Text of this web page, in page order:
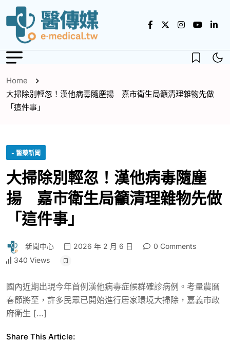
Home
大掃除別輕忽！漢他病毒隨塵揚 嘉市衛生局籲清理雜物先做
「這件事」
- 醫藥新聞
大掃除別輕忽！漢他病毒隨塵
揚 嘉市衛生局籲清理雜物先做
「這件事」
新聞中心 2026 年 2 月 6 日
0 Comments
340 Views
國內近期出現今年首例漢他病毒症候群確診病例。考量農曆
春節將至，許多民眾已開始進行居家環境大掃除，嘉義市政
府衛生 […]
Share This Article: